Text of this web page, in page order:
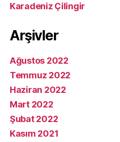
Karadeniz Çilingir
Arşivler
Ağustos 2022
Temmuz 2022
Haziran 2022
Mart 2022
Şubat 2022
Kasım 2021